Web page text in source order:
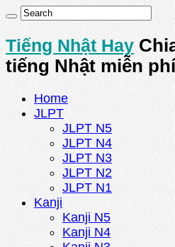
Tiếng Nhật Hay
tiếng Nhật miễn phí
Home
JLPT
JLPT N5
JLPT N4
JLPT N3
JLPT N2
JLPT N1
Kanji
Kanji N5
Kanji N4